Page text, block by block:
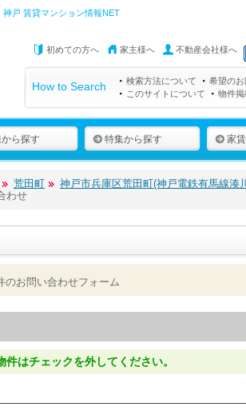
戸 賃貸マンション情報NET
初めての方へ 家主様へ 不動産会社様へ
How to Search 検索方法について 希望の
このサイトについて
物件
ら探す 特集から探す 家
荒田町 神戸市兵庫区荒田町(神戸電鉄有馬線湊
わせ
のお問い合わせフォーム
はチェックを外してください。